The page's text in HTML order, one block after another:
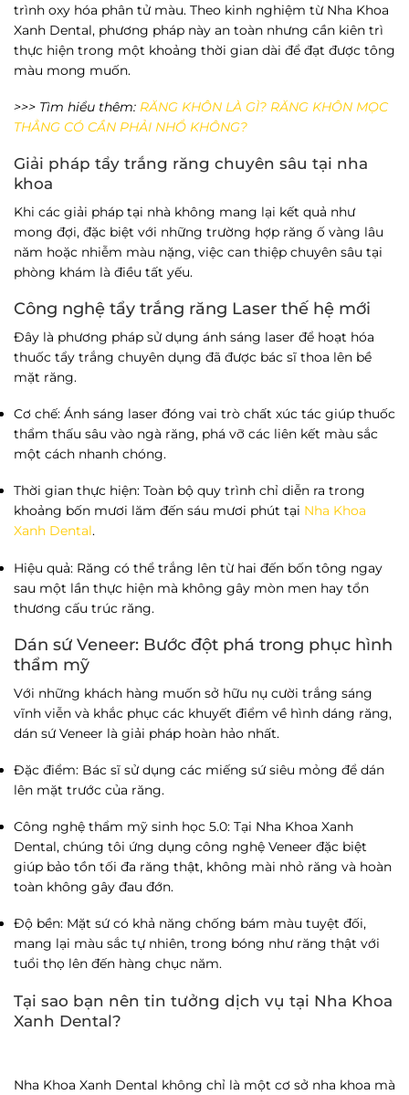
trình oxy hóa phân tử màu. Theo kinh nghiệm từ Nha Khoa
Xanh Dental, phương pháp này an toàn nhưng cần kiên trì
thực hiện trong một khoảng thời gian dài để đạt được tông
màu mong muốn.
>>> Tìm hiểu thêm: RĂNG KHÔN LÀ GÌ? RĂNG KHÔN MỌC
THẲNG CÓ CẦN PHẢI NHỔ KHÔNG?
Giải pháp tẩy trắng răng chuyên sâu tại nha
khoa
Khi các giải pháp tại nhà không mang lại kết quả như
mong đợi, đặc biệt với những trường hợp răng ố vàng lâu
năm hoặc nhiễm màu nặng, việc can thiệp chuyên sâu tại
phòng khám là điều tất yếu.
Công nghệ tẩy trắng răng Laser thế hệ mới
Đây là phương pháp sử dụng ánh sáng laser để hoạt hóa
thuốc tẩy trắng chuyên dụng đã được bác sĩ thoa lên bề
mặt răng.
Cơ chế: Ánh sáng laser đóng vai trò chất xúc tác giúp thuốc
thẩm thấu sâu vào ngà răng, phá vỡ các liên kết màu sắc
một cách nhanh chóng.
Thời gian thực hiện: Toàn bộ quy trình chỉ diễn ra trong
khoảng bốn mươi lăm đến sáu mươi phút tại Nha Khoa
Xanh Dental.
Hiệu quả: Răng có thể trắng lên từ hai đến bốn tông ngay
sau một lần thực hiện mà không gây mòn men hay tổn
thương cấu trúc răng.
Dán sứ Veneer: Bước đột phá trong phục hình
thẩm mỹ
Với những khách hàng muốn sở hữu nụ cười trắng sáng
vĩnh viễn và khắc phục các khuyết điểm về hình dáng răng,
dán sứ Veneer là giải pháp hoàn hảo nhất.
Đặc điểm: Bác sĩ sử dụng các miếng sứ siêu mỏng để dán
lên mặt trước của răng.
Công nghệ thẩm mỹ sinh học 5.0: Tại Nha Khoa Xanh
Dental, chúng tôi ứng dụng công nghệ Veneer đặc biệt
giúp bảo tồn tối đa răng thật, không mài nhỏ răng và hoàn
toàn không gây đau đớn.
Độ bền: Mặt sứ có khả năng chống bám màu tuyệt đối,
mang lại màu sắc tự nhiên, trong bóng như răng thật với
tuổi thọ lên đến hàng chục năm.
Tại sao bạn nên tin tưởng dịch vụ tại Nha Khoa
Xanh Dental?
Nha Khoa Xanh Dental không chỉ là một cơ sở nha khoa mà